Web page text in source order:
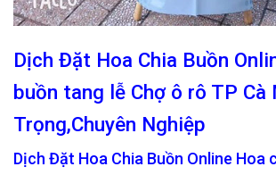
Dịch Đặt Hoa Chia Buồn
buồn tang lễ Chợ ô rô TP Cà
Trọng,Chuyên Nghiệp
Dịch Đặt Hoa Chia Buồn Online Hoa